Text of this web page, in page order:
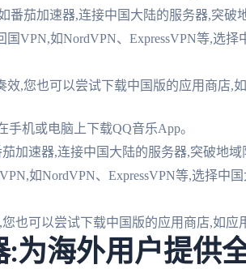
番茄加速器,连接中国大陆的服务器,突破
国VPN,如NordVPN、ExpressVPN等,选
效,您也可以尝试下载中国版的应用商店,
手机或电脑上下载QQ音乐App。
加速器,连接中国大陆的服务器,突破地域
如NordVPN、ExpressVPN等,选择中
也可以尝试下载中国版的应用商店,如应
:为海外用户提供